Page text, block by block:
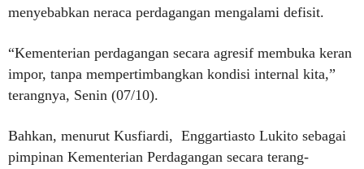
menyebabkan neraca perdagangan mengalami defisit.
“Kementerian perdagangan secara agresif membuka keran
impor, tanpa mempertimbangkan kondisi internal kita,”
terangnya, Senin (07/10).
Bahkan, menurut Kusfiardi, Enggartiasto Lukito sebagai
pimpinan Kementerian Perdagangan secara terang-